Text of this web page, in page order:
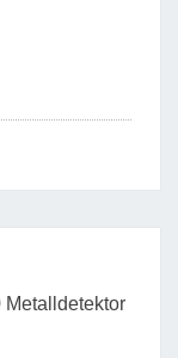
Metalldetektor